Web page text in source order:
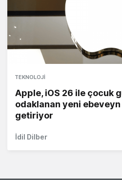
TEKNOLOJI
Apple, iOS 26 ile çocuk
odaklanan yeni
getiriyor
İdil Dilber